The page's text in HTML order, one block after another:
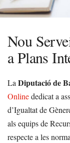
Nou
a Plans
La Diputació de
Onlinededicat a
d’Igualtat de
als equips de
respecte a les